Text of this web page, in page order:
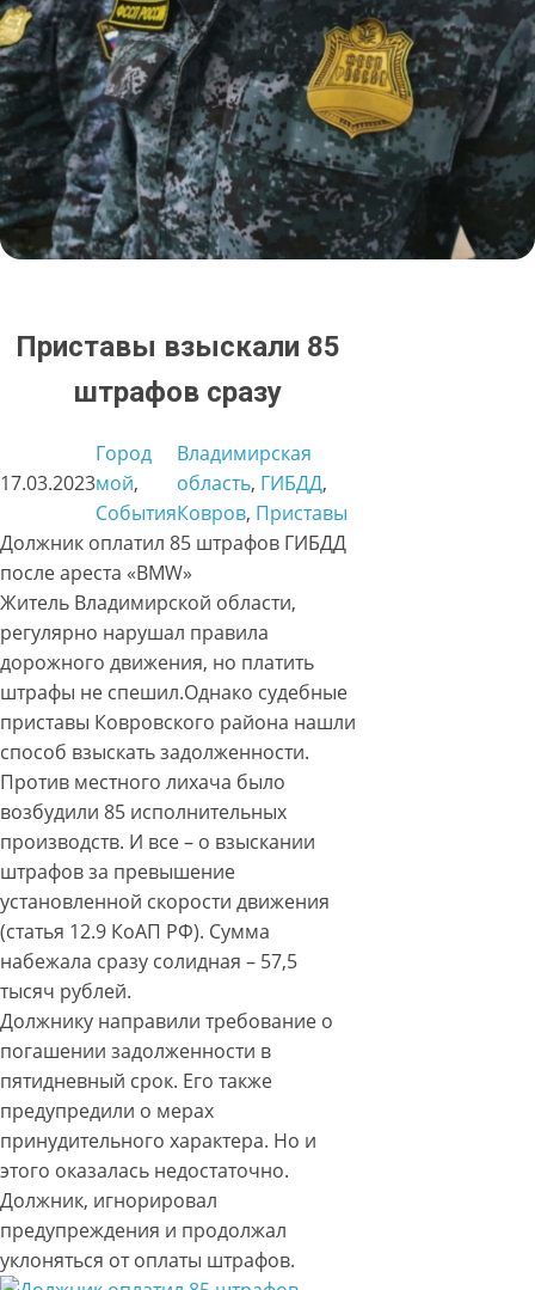
Приставы взыскали 85
штрафов сразу
17.03.2023
Город
мой
События
Владимирская
область, ГИБДД
Ковров, Приставы
Должник оплатил 85 штрафов ГИБДД
после ареста «BMW»
Житель Владимирской области,
регулярно нарушал правила
дорожного движения, но платить
штрафы не спешил.Однако судебные
приставы Ковровского района нашли
способ взыскать задолженности.
Против местного лихача было
возбудили 85 исполнительных
производств. И все – о взыскании
штрафов за превышение
установленной скорости движения
(статья 12.9 КоАП РФ). Сумма
набежала сразу солидная – 57,5
тысяч рублей.
Должнику направили требование о
погашении задолженности в
пятидневный срок. Его также
предупредили о мерах
принудительного характера. Но и
этого оказалась недостаточно.
Должник, игнорировал
предупреждения и продолжал
уклоняться от оплаты штрафов.